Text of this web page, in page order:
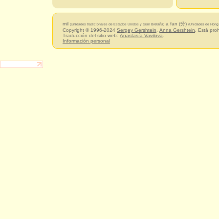
mil (Unidades tradicionales de Estados Unidos y Gran Bretaña) a fan (分) (Unidades de Hong
Copyright © 1996-2024 Sergey Gershtein Anna Gershtein . Está
Traducción del sitio web: Anastasía Vavilova
Información personal